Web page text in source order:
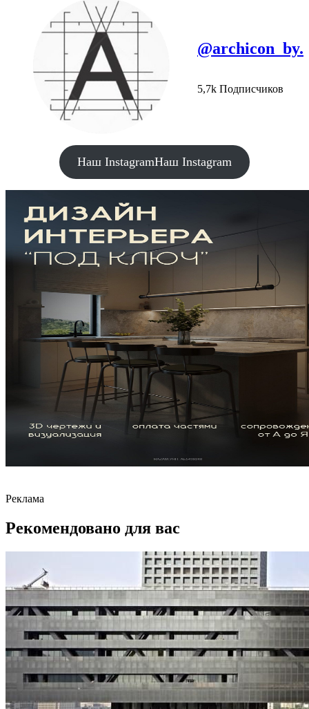
@archicon_by.
5,7k Подписчиков
Наш InstagramНаш Instagram
Реклама
Рекомендовано для вас